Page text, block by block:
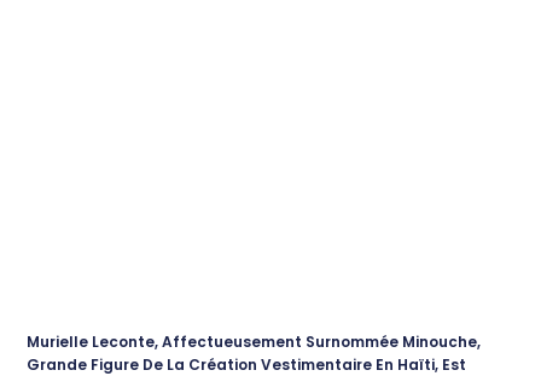
Murielle Leconte, Affectueusement Surnommée Minouche,
Grande Figure De La Création Vestimentaire En Haïti, Est